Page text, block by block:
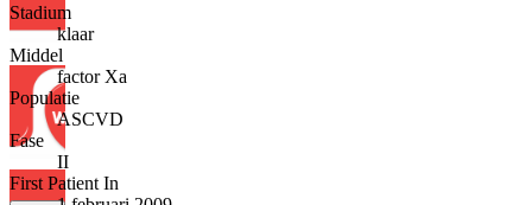
Stadium
klaar
Middel
factor Xa
Populatie
ASCVD
Fase
II
First Patient In